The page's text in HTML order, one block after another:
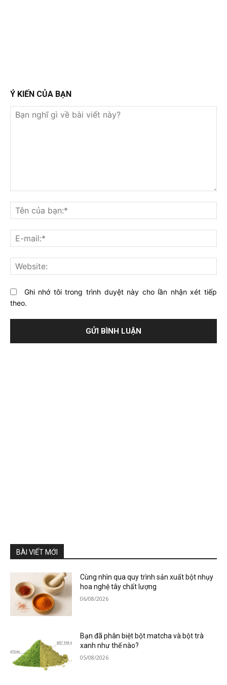
Ý KIẾN CỦA BẠN
nghĩ
gì
về
bài
viết
này?
Ghi nhớ tôi trong trình duyệt này cho lần nhận xét tiếp
theo.
BÀI VIẾT MỚI
Cùng nhìn qua quy trình sản xuất bột nhụy
hoa nghệ tây chất lượng
06/08/2026
Bạn đã phân biệt bột matcha và bột trà
xanh như thế nào?
05/08/2026